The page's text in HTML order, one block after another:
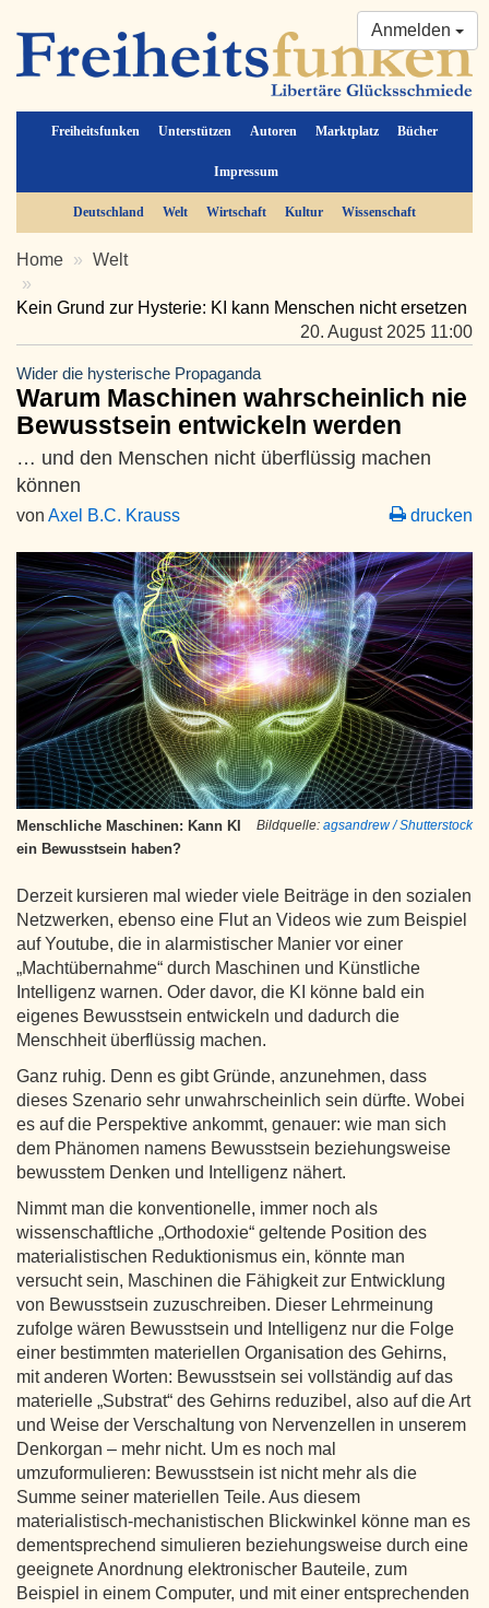
Freiheitsfunken Unterstützen Autoren Marktplatz Bücher
Impressum
Anmelden
Deutschland Welt Wirtschaft Kultur Wissenschaft
Home Welt
Kein Grund zur Hysterie: KI kann Menschen nicht ersetzen
20. August 2025 11:00
Wider die hysterische Propaganda
Warum Maschinen wahrscheinlich nie
Bewusstsein entwickeln werden
… und den Menschen nicht überflüssig machen
können
von Axel B.C. Krauss drucken
Bildquelle: agsandrew / Shutterstock
Menschliche Maschinen: Kann KI
ein Bewusstsein haben?
Derzeit kursieren mal wieder viele Beiträge in den sozialen
Netzwerken, ebenso eine Flut an Videos wie zum Beispiel
auf Youtube, die in alarmistischer Manier vor einer
„Machtübernahme“ durch Maschinen und Künstliche
Intelligenz warnen. Oder davor, die KI könne bald ein
eigenes Bewusstsein entwickeln und dadurch die
Menschheit überflüssig machen.
Ganz ruhig. Denn es gibt Gründe, anzunehmen, dass
dieses Szenario sehr unwahrscheinlich sein dürfte. Wobei
es auf die Perspektive ankommt, genauer: wie man sich
dem Phänomen namens Bewusstsein beziehungsweise
bewusstem Denken und Intelligenz nähert.
Nimmt man die konventionelle, immer noch als
wissenschaftliche „Orthodoxie“ geltende Position des
materialistischen Reduktionismus ein, könnte man
versucht sein, Maschinen die Fähigkeit zur Entwicklung
von Bewusstsein zuzuschreiben. Dieser Lehrmeinung
zufolge wären Bewusstsein und Intelligenz nur die Folge
einer bestimmten materiellen Organisation des Gehirns,
mit anderen Worten: Bewusstsein sei vollständig auf das
materielle „Substrat“ des Gehirns reduzibel, also auf die Art
und Weise der Verschaltung von Nervenzellen in unserem
Denkorgan – mehr nicht. Um es noch mal
umzuformulieren: Bewusstsein ist nicht mehr als die
Summe seiner materiellen Teile. Aus diesem
materialistisch-mechanistischen Blickwinkel könne man es
dementsprechend simulieren beziehungsweise durch eine
geeignete Anordnung elektronischer Bauteile, zum
Beispiel in einem Computer, und mit einer entsprechenden